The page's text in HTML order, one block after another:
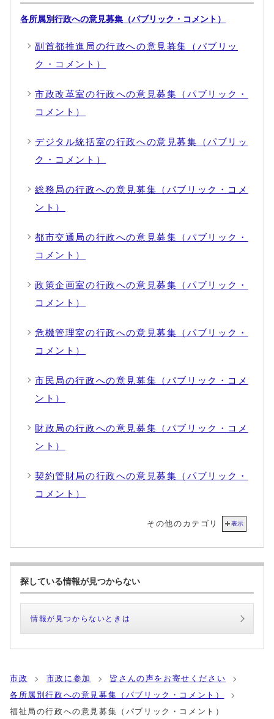
各所属別行政への意見募集（パブリック・コメント）
副首都推進局の行政への意見募集（パブリッ
ク・コメント）
市政改革室の行政への意見募集（パブリック・
コメント）
デジタル統括室の行政への意見募集（パブリッ
ク・コメント）
総務局の行政への意見募集（パブリック・コメ
ント）
都市交通局の行政への意見募集（パブリック・
コメント）
政策企画室の行政への意見募集（パブリック・
コメント）
危機管理室の行政への意見募集（パブリック・
コメント）
市民局の行政への意見募集（パブリック・コメ
ント）
財政局の行政への意見募集（パブリック・コメ
ント）
契約管財局の行政への意見募集（パブリック・
コメント）
その他のカテゴリ 表示
探している情報が見つからない
情報が見つからないときは
市政 市政に参加
皆さんの声をお寄せください
各所属別行政への意見募集（パブリック・コメント）
福祉局の行政への意見募集（パブリック・コメント）